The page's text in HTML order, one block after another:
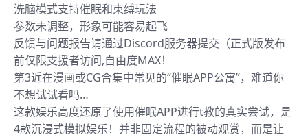
洗脑模式支持催眠和束缚玩法
参数未调整，形象可能容易起飞
反馈与问题报告请通过Discord服务器提交（正式版发布
前仅限支援者访问,自由度MAX！
第3近在漫画或CG合集中常见的“催眠APP公寓”，难道你
不想试试看吗…
这款娱乐高度还原了使用催眠APP进行t教的真实尝试，是
4款沉浸式模拟娱乐！并非固定流程的被动观赏，而是让